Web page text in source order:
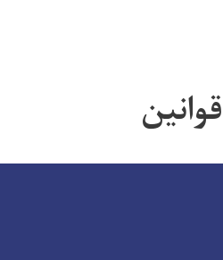
قوانین